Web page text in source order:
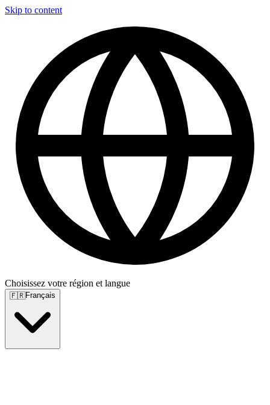
Skip to content
Choisissez votre région et langue
🇫🇷Français